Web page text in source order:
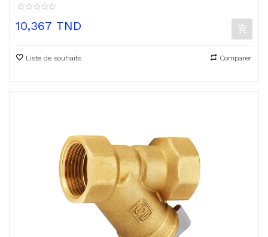
Prix
10,367 TND
Liste de souhaits Comparer